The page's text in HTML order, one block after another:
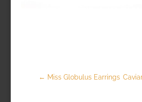
← Miss Globulus Earrings